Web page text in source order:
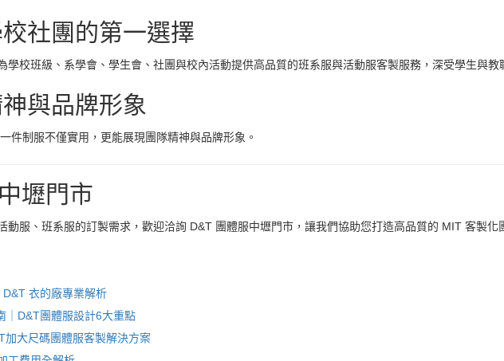
社團的第一選擇
校班級、系學會、學生會、社團與校內活動提供高品質的班系服與活動服客製服務，深受學生與教
與品牌形象
件制服不僅實用，更能展現團隊精神與品牌形象。
壢門市
服、班系服的訂製需求，歡迎洽詢 D&T 團體服中壢門市，讓我們協助您打造高品質的 MIT 客製化
衣的廠專業解析
｜D&T團體服設計6大重點
大尺碼團體服客製解決方案